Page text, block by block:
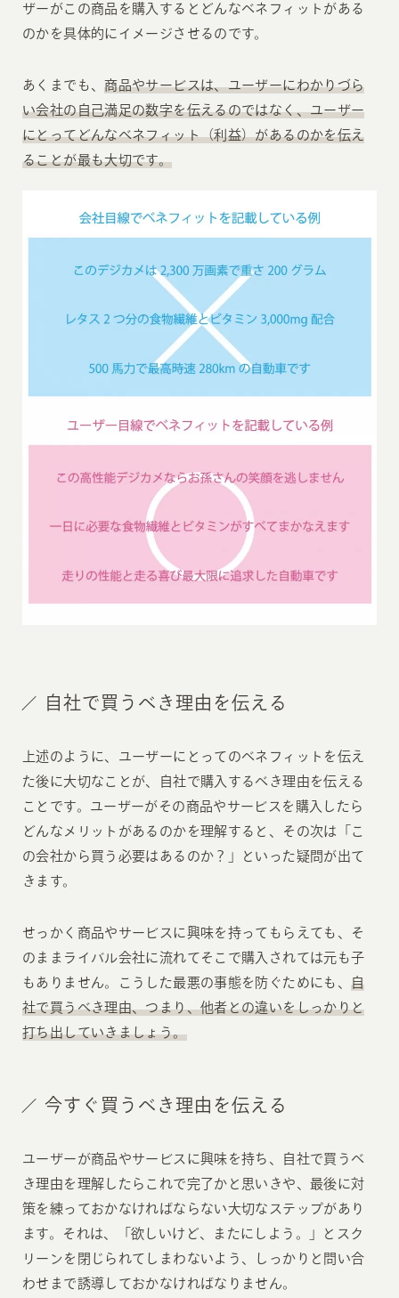
ザーがこの商品を購入するとどんなベネフィットがある
のかを具体的にイメージさせるのです。
あくまでも、商品やサービスは、ユーザーにわかりづら
い会社の自己満足の数字を伝えるのではなく、ユーザー
にとってどんなベネフィット（利益）があるのかを伝え
ることが最も大切です。
自社で買うべき理由を伝える
上述のように、ユーザーにとってのベネフィットを伝え
た後に大切なことが、自社で購入するべき理由を伝える
ことです。ユーザーがその商品やサービスを購入したら
どんなメリットがあるのかを理解すると、その次は「こ
の会社から買う必要はあるのか？」といった疑問が出て
きます。
せっかく商品やサービスに興味を持ってもらえても、そ
のままライバル会社に流れてそこで購入されては元も子
もありません。こうした最悪の事態を防ぐためにも、 自
社で買うべき理由、つまり、他者との違いをしっかりと
打ち出していきましょう。
今すぐ買うべき理由を伝える
ユーザーが商品やサービスに興味を持ち、自社で買うべ
き理由を理解したらこれで完了かと思いきや、最後に対
策を練っておかなければならない大切なステップがあり
ます。それは、「欲しいけど、またにしよう。」とスク
リーンを閉じられてしまわないよう、しっかりと問い合
わせまで誘導しておかなければなりません。